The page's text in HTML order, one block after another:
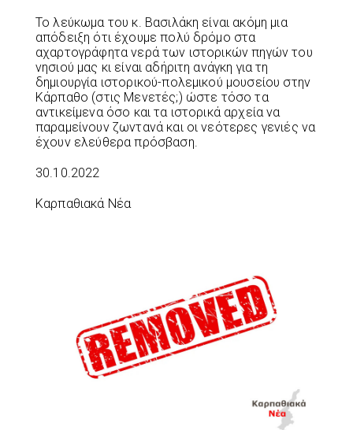
Το λεύκωμα του κ. Βασιλάκη είναι ακόμη μια
απόδειξη ότι έχουμε πολύ δρόμο στα
αχαρτογράφητα νερά των ιστορικών πηγών του
νησιού μας κι είναι αδήριτη ανάγκη για τη
δημιουργία ιστορικού-πολεμικού μουσείου στην
Κάρπαθο (στις Μενετές;) ώστε τόσο τα
αντικείμενα όσο και τα ιστορικά αρχεία να
παραμείνουν ζωντανά και οι νεότερες γενιές να
έχουν ελεύθερα πρόσβαση.
30.10.2022
Καρπαθιακά Νέα